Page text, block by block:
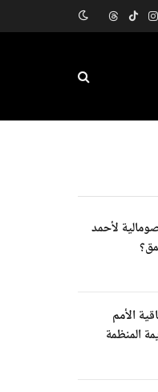
الانستغرام
تيكتوكThreads
لأحمد
الأمم
المنظمة